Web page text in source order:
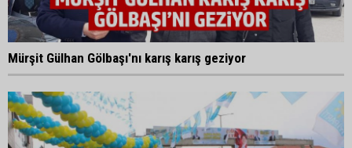
Mürşit Gülhan Gölbaşı'nı karış karış geziyor